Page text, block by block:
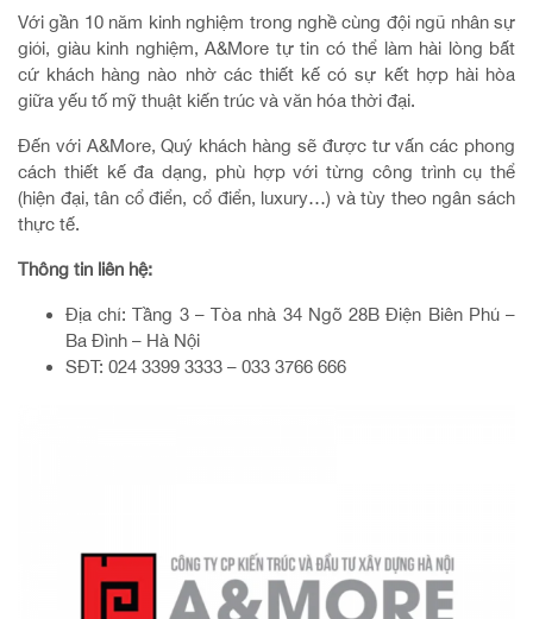
Với gần 10 năm kinh nghiệm trong nghề cùng đội ngũ nhân sự
giỏi, giàu kinh nghiệm, A&More tự tin có thể làm hài lòng bất
cứ khách hàng nào nhờ các thiết kế có sự kết hợp hài hòa
giữa yếu tố mỹ thuật kiến trúc và văn hóa thời đại.
Đến với A&More, Quý khách hàng sẽ được tư vấn các phong
cách thiết kế đa dạng, phù hợp với từng công trình cụ thể
(hiện đại, tân cổ điển, cổ điển, luxury…) và tùy theo ngân sách
thực tế.
Thông tin liên hệ:
Địa chỉ: Tầng 3 – Tòa nhà 34 Ngõ 28B Điện Biên Phủ –
Ba Đình – Hà Nội
SĐT: 024 3399 3333 – 033 3766 666